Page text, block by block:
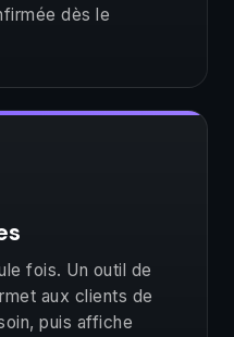
dès le
fois. Un outil de
aux clients de
puis affiche